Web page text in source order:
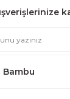
Bambu